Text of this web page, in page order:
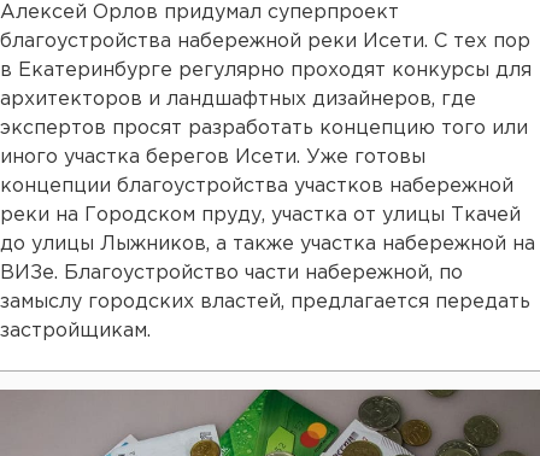
Алексей Орлов придумал суперпроект
благоустройства набережной реки Исети. С тех пор
в Екатеринбурге регулярно проходят конкурсы для
архитекторов и ландшафтных дизайнеров, где
экспертов просят разработать концепцию того или
иного участка берегов Исети. Уже готовы
концепции благоустройства участков набережной
реки на Городском пруду, участка от улицы Ткачей
до улицы Лыжников, а также участка набережной на
ВИЗе. Благоустройство части набережной, по
замыслу городских властей, предлагается передать
застройщикам.